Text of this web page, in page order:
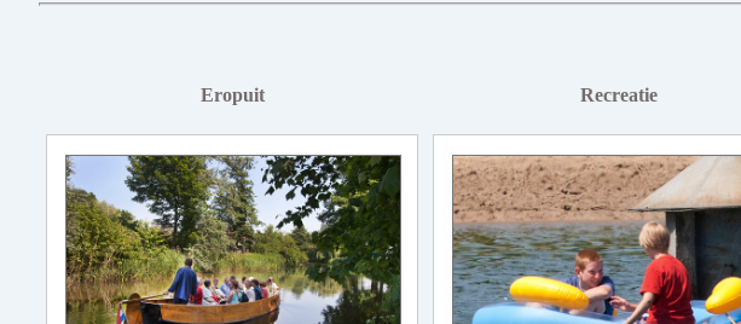
Eropuit Recreatie